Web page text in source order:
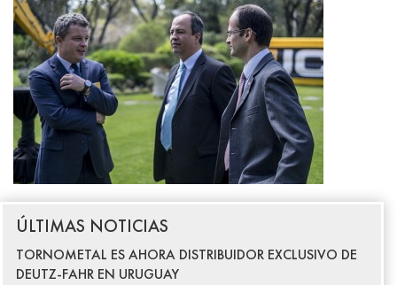
ÚLTIMAS NOTICIAS
TORNOMETAL ES AHORA DISTRIBUIDOR EXCLUSIVO DE
DEUTZ-FAHR EN URUGUAY